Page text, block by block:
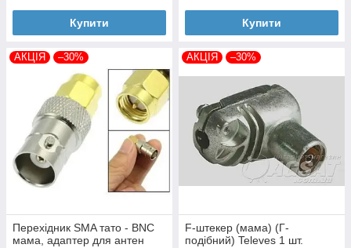
Купити Купити
АКЦІЯ –30%
Перехідник SMA тато - BNC
мама, адаптер для антен
АКЦІЯ –30%
F-штекер (мама) (Г-
подібний) Televes 1 шт.